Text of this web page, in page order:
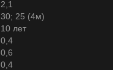
2,1
30; 25 (4м)
10 лет
0,4
0,6
0,4